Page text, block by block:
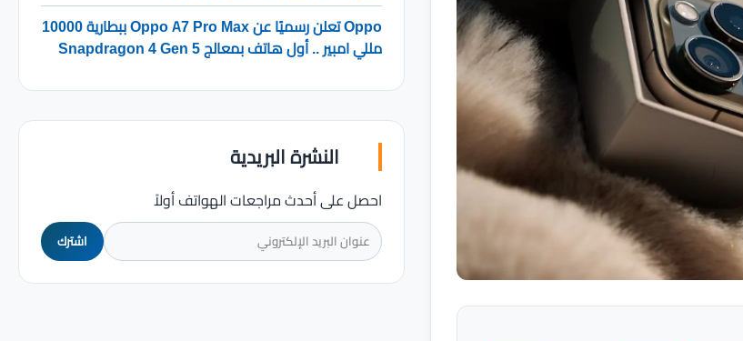
Oppo تعلن رسميًا عن Oppo A7 Pro Max ببطارية 10000
مللي امبير .. أول هاتف بمعالج Snapdragon 4 Gen 5
النشرة البريدية
احصل على أحدث مراجعات الهواتف أولاً
اشترك